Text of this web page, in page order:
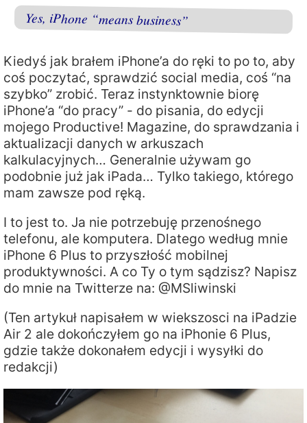
Yes, iPhone “means business”
Kiedyś jak brałem iPhone’a do ręki to po to, aby
coś poczytać, sprawdzić social media, coś “na
szybko” zrobić. Teraz instynktownie biorę
iPhone’a “do pracy” - do pisania, do edycji
mojego Productive! Magazine, do sprawdzania i
aktualizacji danych w arkuszach
kalkulacyjnych… Generalnie używam go
podobnie już jak iPada… Tylko takiego, którego
mam zawsze pod ręką.
I to jest to. Ja nie potrzebuję przenośnego
telefonu, ale komputera. Dlatego według mnie
iPhone 6 Plus to przyszłość mobilnej
produktywności. A co Ty o tym sądzisz? Napisz
do mnie na Twitterze na: @MSliwinski
(Ten artykuł napisałem w wiekszosci na iPadzie
Air 2 ale dokończyłem go na iPhonie 6 Plus,
gdzie także dokonałem edycji i wysyłki do
redakcji)